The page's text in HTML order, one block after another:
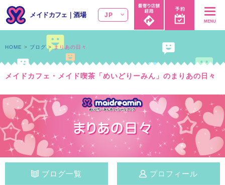
メイドカフェ ｜酒場 JP
MENU
メイドカフェ・メイド喫茶「めいどりーみん」のまりあの日々
HOME ブログ まりあの日々
ブログ一覧 プロフィール